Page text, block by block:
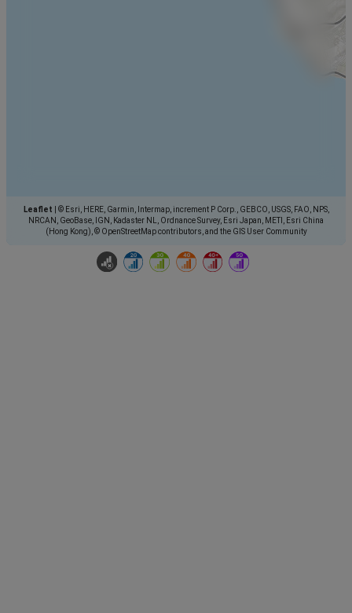
Leaflet
© Esri, HERE, Garmin, Intermap, increment P Corp., GEBCO, USGS, FAO, NPS,
NRCAN, GeoBase, IGN, Kadaster NL, Ordnance Survey, Esri Japan, METI, Esri China
(Hong Kong), © OpenStreetMap contributors, and the GIS User Community